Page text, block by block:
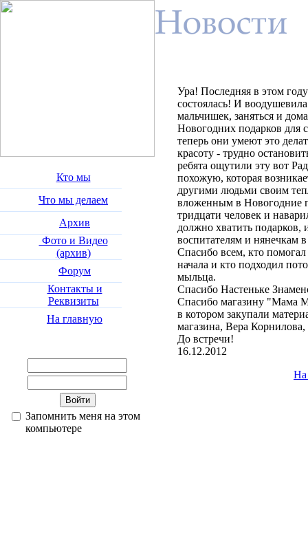
Кто мы
Что мы делаем
Архив
Фото и Видео
(архив)
Форум
Контакты и
Реквизиты
На главную
Запомнить меня на этом
компьютере
Ура! Последняя в этом
состоялась! И
мальчишек, заняться и
Новогодних подарков для
теперь они умеют это
красоту - трудно
ребята ощутили эту вот
похожую, которая
другими людьми своим
вложенным в Новогодние
тридцати человек и
должно хватить подарков,
воспитателям и нянечкам
Спасибо всем, кто
начала и кто подходил
мыльца.
Спасибо Настеньке
Спасибо магазину "Мама
в котором закупали
магазина, Вера
До встречи!
16.12.2012
На